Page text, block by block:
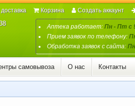
Аптека работает:Пн - Пт с
Прием заявок по телефону:
Обработка заявок с сайта:
Корзина Создать аккаунт
самовывоза О нас Контакты